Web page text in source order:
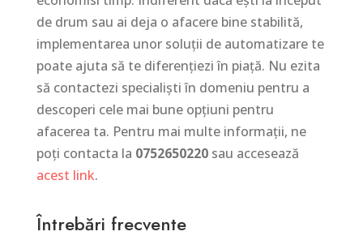
de drum sau ai deja o afacere bine stabilită,
implementarea unor soluții de automatizare te
poate ajuta să te diferențiezi în piață. Nu ezita
să contactezi specialiști în domeniu pentru a
descoperi cele mai bune opțiuni pentru
afacerea ta. Pentru mai multe informații, ne
poți contacta la 0752650220sau accesează
acest link.
Întrebări frecvente